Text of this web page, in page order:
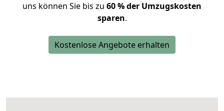
uns können Sie bis zu 60 % der Umzugskosten
sparen.
Kostenlose Angebote erhalten